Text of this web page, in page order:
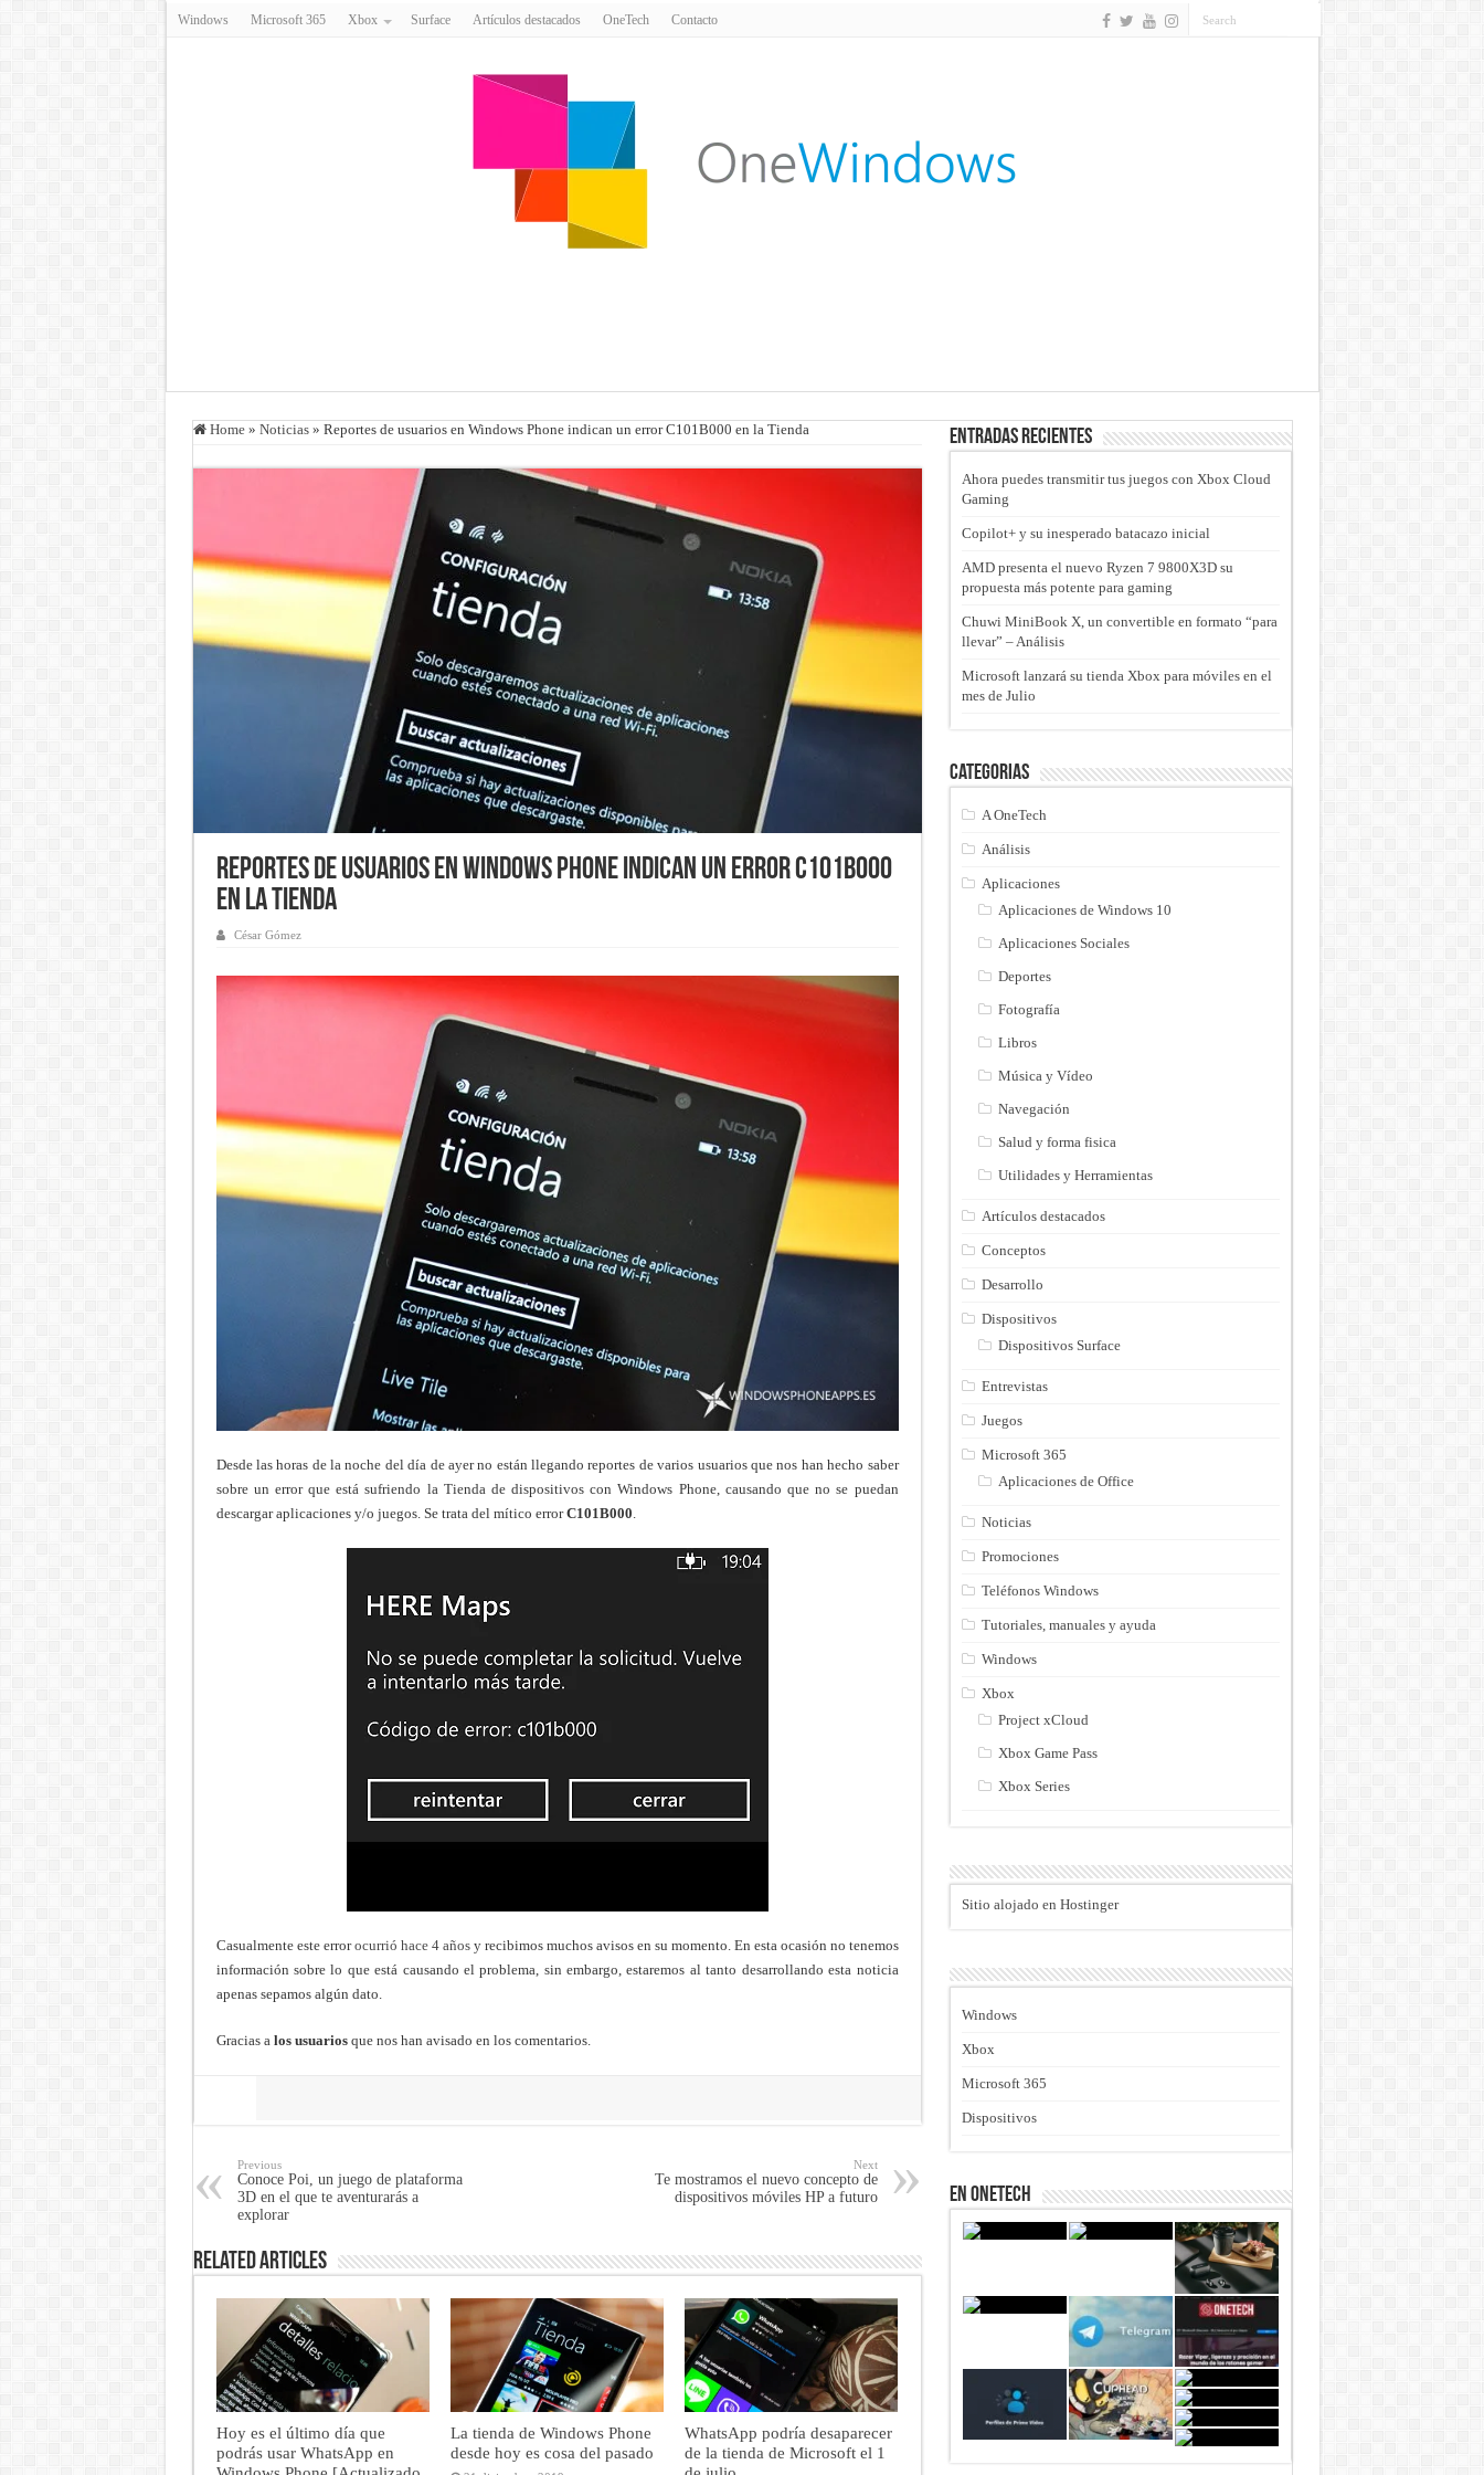
Windows Microsoft 365 Xbox Surface Artículos destacados OneTech Contacto
Home » Noticias » Reportes de usuarios en Windows Phone indican un error C101B000 en la Tienda
Reportes de usuarios en Windows Phone indican un error C101B000
en la Tienda
César Gómez
Desde las horas de la noche del día de ayer no están llegando reportes de varios usuarios que nos han hecho saber
sobre un error que está sufriendo la Tienda de dispositivos con Windows Phone, causando que no se puedan
descargar aplicaciones y/o juegos. Se trata del mítico errorC101B000.
Casualmente este errorocurrió hace 4 añosy recibimos muchos avisos en su momento. En esta ocasión no tenemos
información sobre lo que está causando el problema, sin embargo, estaremos al tanto desarrollando esta noticia
apenas sepamos algún dato.
Gracias a los usuariosque nos han avisado en los comentarios.
Previous
Conoce Poi, un juego de plataforma
3D en el que te aventurarás a
explorar
Next
Te mostramos el nuevo concepto de
dispositivos móviles HP a futuro
Related Articles
Hoy es el último día que
podrás usar WhatsApp en
La tienda de Windows Phone
desde hoy es cosa del pasado
WhatsApp podría desaparecer
de la tienda de Microsoft el 1
Entradas recientes
Ahora puedes transmitir tus juegos con Xbox Cloud
Gaming
Copilot+ y su inesperado batacazo inicial
AMD presenta el nuevo Ryzen 7 9800X3D su
propuesta más potente para gaming
Chuwi MiniBook X, un convertible en formato “para
llevar” – Análisis
Microsoft lanzará su tienda Xbox para móviles en el
mes de Julio
Categorias
A OneTech
Análisis
Aplicaciones
Aplicaciones de Windows 10
Aplicaciones Sociales
Deportes
Fotografía
Libros
Música y Vídeo
Navegación
Salud y forma fisica
Utilidades y Herramientas
Artículos destacados
Conceptos
Desarrollo
Dispositivos
Dispositivos Surface
Entrevistas
Juegos
Microsoft 365
Aplicaciones de Office
Noticias
Promociones
Teléfonos Windows
Tutoriales, manuales y ayuda
Windows
Xbox
Project xCloud
Xbox Game Pass
Xbox Series
Sitio alojado en Hostinger
Windows
Xbox
Microsoft 365
Dispositivos
En Onetech